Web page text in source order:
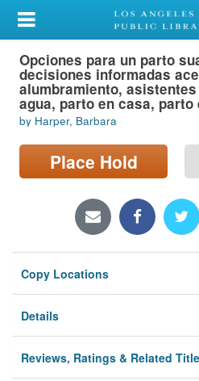
My Account
Library Card
Sign In
Search
Locations/Hours (external
Opciones para un parto
decisiones informadas
alumbramiento,
agua, parto en casa,
by Harper, Barbara
Place Hold
Copy Locations
Details
Reviews, Ratings & Related